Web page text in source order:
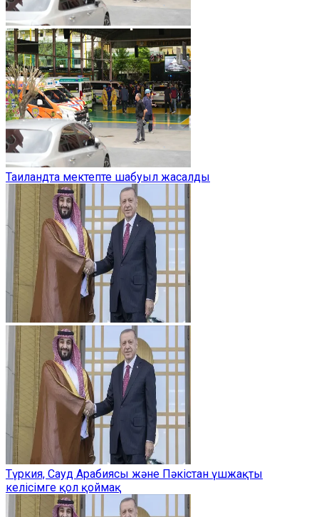
Таиландта мектепте шабуыл жасалды
Түркия, Сауд Арабиясы және Пәкістан үшжақты
келісімге қол қоймақ